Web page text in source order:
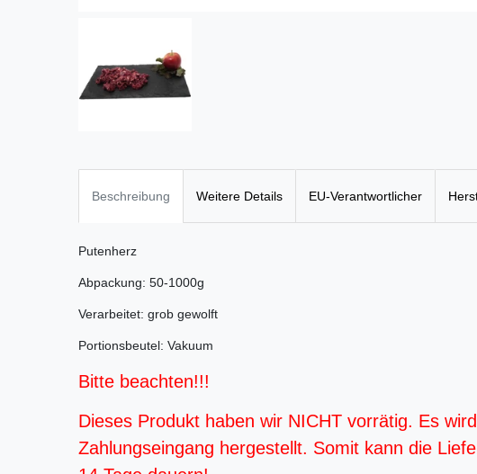
Beschreibung Weitere Details EU-Verantwortlicher
Putenherz
Abpackung: 50-1000g
Verarbeitet: grob gewolft
Portionsbeutel: Vakuum
Bitte beachten!!!
Dieses Produkt haben wir NICHT vorrätig. Es
Zahlungseingang hergestellt. Somit kann die